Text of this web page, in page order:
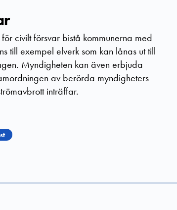
civilt försvar bistå kommunerna med
till exempel elverk som kan lånas ut till
Myndigheten kan även erbjuda
av berörda myndigheters
inträffar.